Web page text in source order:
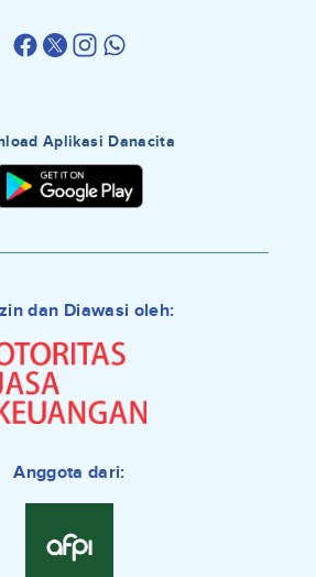
Aplikasi Danacita
dan Diawasi oleh:
Anggota dari: